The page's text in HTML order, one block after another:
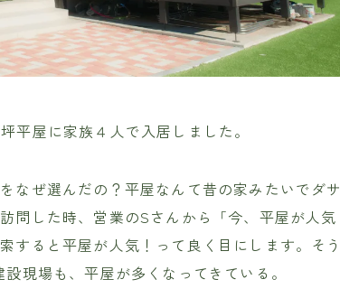
屋に家族４人で入居しました。
なぜ選んだの？平屋なんて昔の家みたいでダサ
問した時、営業のSさんから「今、平屋が人気
すると平屋が人気！って良く目にします。そう
現場も、平屋が多くなってきている。